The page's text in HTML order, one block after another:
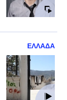
ΕΛΛΑΔΑ